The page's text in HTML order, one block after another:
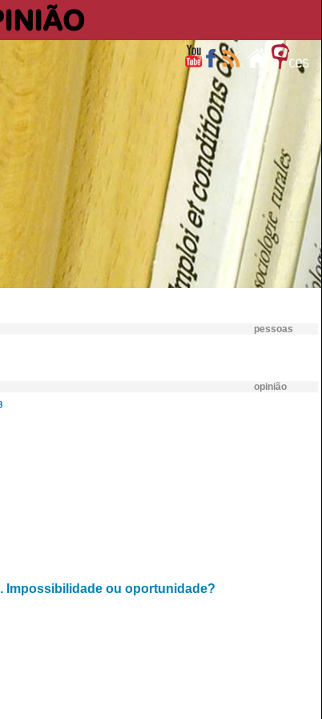
pessoas
opinião
Impossibilidade ou oportunidade?